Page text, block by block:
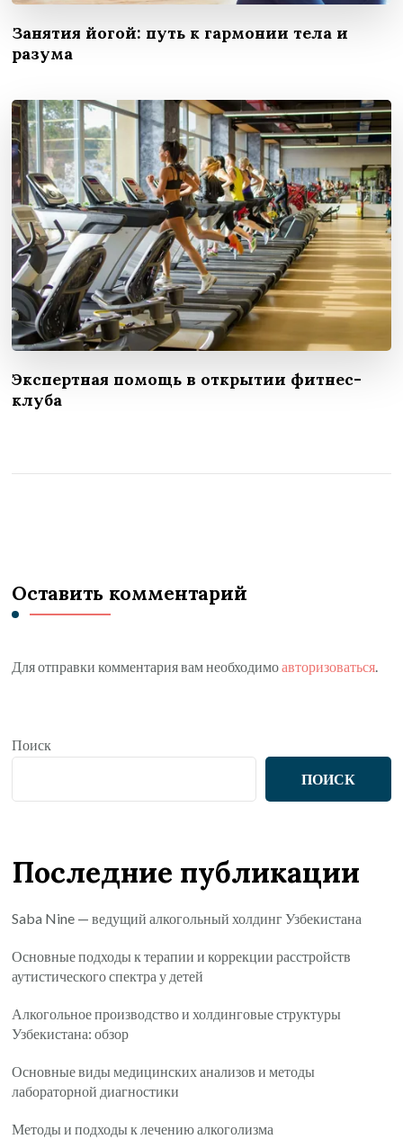
Занятия йогой: путь к гармонии тела и
разума
Экспертная помощь в открытии фитнес-
клуба
Оставить комментарий
Для отправки комментария вам необходимоавторизоваться.
Поиск
ПОИСК
Последние публикации
Saba Nine — ведущий алкогольный холдинг Узбекистана
Основные подходы к терапии и коррекции расстройств
аутистического спектра у детей
Алкогольное производство и холдинговые структуры
Узбекистана: обзор
Основные виды медицинских анализов и методы
лабораторной диагностики
Методы и подходы к лечению алкоголизма